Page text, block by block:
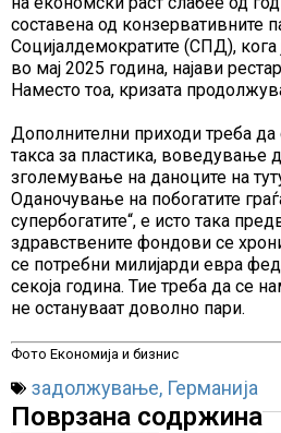
составена од
Социјалдемократите (СПД), кога
во мај 2025 година, најави
Наместо тоа, кризата
Дополнителни приходи треба да
такса за пластика, воведување
зголемување на даноците на
Оданочување на побогатите
супербогатите“, е исто така
здравствените фондови се
се потребни милијарди евра
секоја година. Тие треба да се
не остануваат доволно пари.
Фото Економија и бизнис
задолжување, Германија
Поврзана содржина